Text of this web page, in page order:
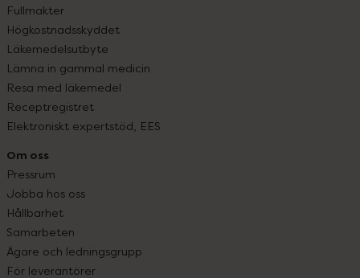
Fullmakter
Högkostnadsskyddet
Läkemedelsutbyte
Lämna in gammal medicin
Resa med läkemedel
Receptregistret
Elektroniskt expertstöd, EES
Om oss
Pressrum
Jobba hos oss
Hållbarhet
Samarbeten
Ägare och ledningsgrupp
För leverantörer